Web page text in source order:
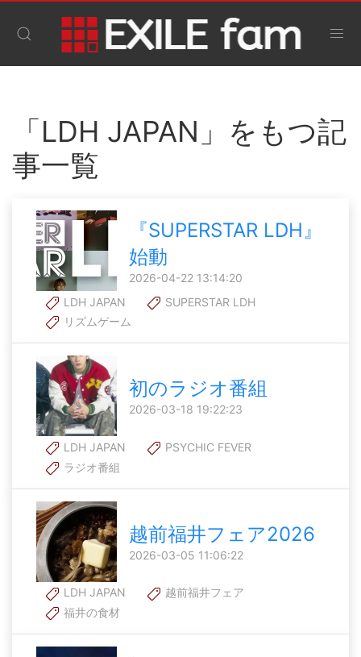
「LDH JAPAN」をもつ記
事一覧
『SUPERSTAR LDH』
始動
2026-04-22 13:14:20
LDH JAPAN
SUPERSTAR LDH
リズムゲーム
初のラジオ番組
2026-03-18 19:22:23
LDH JAPAN
PSYCHIC FEVER
ラジオ番組
越前福井フェア2026
2026-03-05 11:06:22
LDH JAPAN
越前福井フェア
福井の食材